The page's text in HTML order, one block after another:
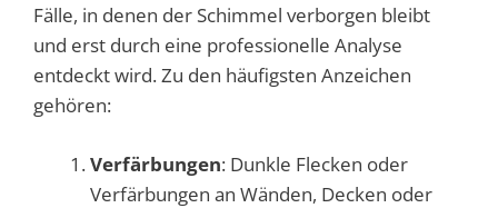
Fälle, in denen der Schimmel verborgen bleibt
und erst durch eine professionelle Analyse
entdeckt wird. Zu den häufigsten Anzeichen
gehören:
Verfärbungen: Dunkle Flecken oder
Verfärbungen an Wänden, Decken oder